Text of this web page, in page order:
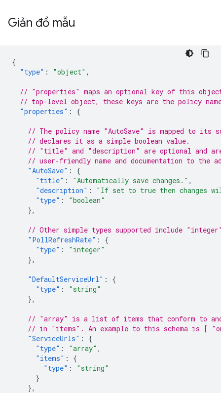
Giản đồ mẫu
{
"type" : "object" ,
// "properties" maps an optional key of this
// top-level object, these keys are the policy
"properties" : {
// The policy name "AutoSave" is mapped to its
// declares it as a simple boolean value.
// "title" and "description" are optional and are
// user-friendly name and documentation to the
"AutoSave" :
{
"title" : "Automatically save changes." ,
"description" :
"If set to true then changes
"type" :
"boolean"
},
// Other simple types supported include
"PollRefreshRate" :
{
"type" :
"integer"
},
"DefaultServiceUrl" :
{
"type" :
"string"
},
// "array" is a list of items that conform to
// in "items". An example to this schema is [
"ServiceUrls" :
{
"type" : "array" ,
"items" :
{
"type" :
"string"
}
},